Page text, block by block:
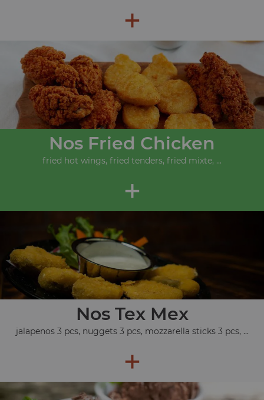
+
Nos Fried Chicken
fried hot wings, fried tenders, fried mixte, ...
+
Nos Tex Mex
jalapenos 3 pcs, nuggets 3 pcs, mozzarella sticks 3 pcs, ...
+